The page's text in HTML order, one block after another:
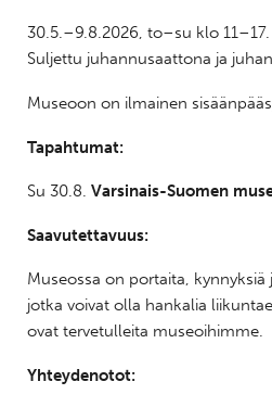
30.5.–9.8.2026, to–su klo 11–17.
Suljettu juhannusaattona ja
Museoon on ilmainen
Tapahtumat:
Su 30.8. Varsinais-Suomen
Saavutettavuus:
Museossa on portaita, kynnyksiä
jotka voivat olla hankalia
ovat tervetulleita museoihimme.
Yhteydenotot: